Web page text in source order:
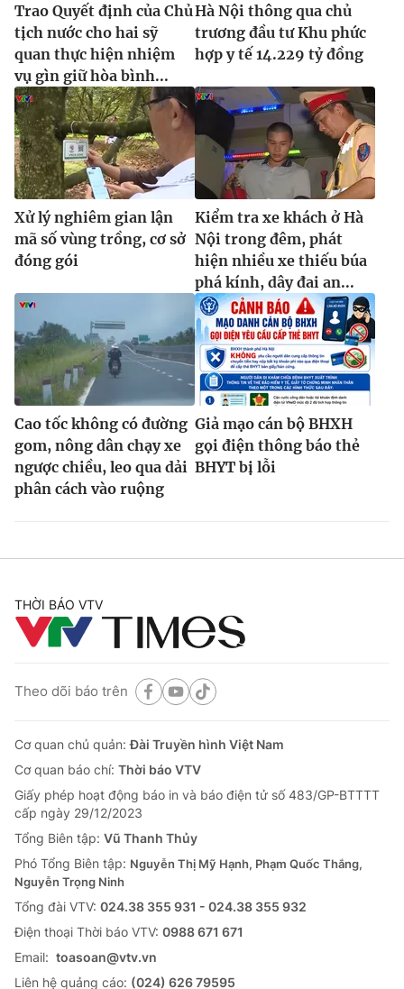
® Cấm sao chép dưới mọi hình thức nếu không có sự chấp
thuận bằng văn bản. Ghi rõ nguồn VTV.vn khi phát hành lại
thông tin từ website này.
Trao Quyết định của Chủ
tịch nước cho hai sỹ
quan thực hiện nhiệm
vụ gìn giữ hòa bình...
Hà Nội thông qua chủ
trương đầu tư Khu phức
hợp y tế 14.229 tỷ đồng
Xử lý nghiêm gian lận
mã số vùng trồng, cơ sở
đóng gói
Kiểm tra xe khách ở Hà
Nội trong đêm, phát
hiện nhiều xe thiếu búa
phá kính, dây đai an...
Cao tốc không có đường
gom, nông dân chạy xe
ngược chiều, leo qua dải
phân cách vào ruộng
Giả mạo cán bộ BHXH
gọi điện thông báo thẻ
BHYT bị lỗi
THỜI BÁO VTV
Theo dõi báo trên
Cơ quan chủ quản:Đài Truyền hình Việt Nam
Cơ quan báo chí: Thời báo VTV
Giấy phép hoạt động báo in và báo điện tử số 483/GP-BTTTT
cấp ngày 29/12/2023
Tổng Biên tập: Vũ Thanh Thủy
Phó Tổng Biên tập: Nguyễn Thị Mỹ Hạnh, Phạm Quốc Thắng,
Nguyễn Trọng Ninh
Tổng đài VTV: 024.38 355 931 - 024.38 355 932
Ðiện thoại Thời báo VTV: 0988 671 671
Email: toasoan@vtv.vn
Liên hệ quảng cáo: (024) 626 79595